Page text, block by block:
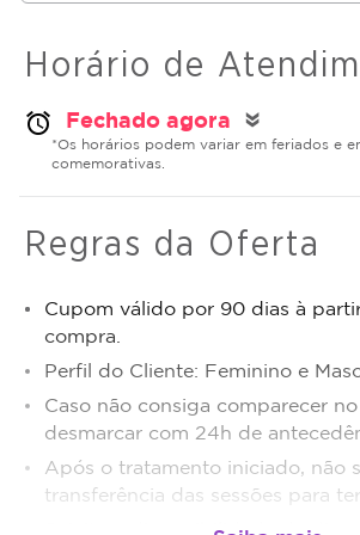
Horário de
alarm Fechado agora double_arrow
*Os horários podem variar em feriados e
comemorativas.
Regras da Oferta
Cupom válido por 90 dias à
compra.
Perfil do Cliente: Feminino e
Caso não consiga comparecer
desmarcar com 24h de
Após o tratamento iniciado, não
transferência das sessões para
Sujeito a disponibilidade de dias